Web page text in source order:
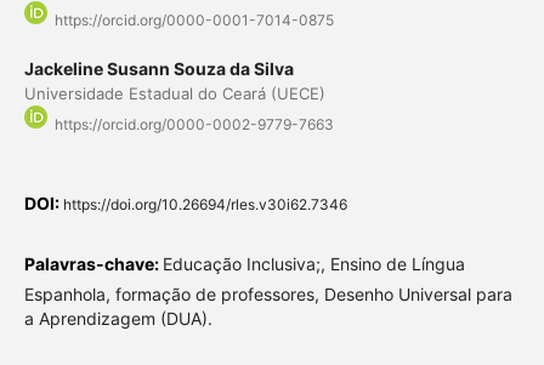
https://orcid.org/0000-0001-7014-0875
Jackeline Susann Souza da Silva
Universidade Estadual do Ceará (UECE)
https://orcid.org/0000-0002-9779-7663
DOI: https://doi.org/10.26694/rles.v30i62.7346
Palavras-chave: Educação Inclusiva;, Ensino de Língua
Espanhola, formação de professores, Desenho Universal para
a Aprendizagem (DUA).